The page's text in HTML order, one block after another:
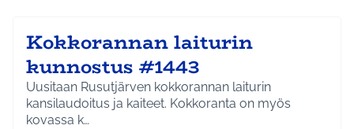
Kokkorannan laiturin
kunnostus #1443
Uusitaan Rusutjärven kokkorannan laiturin
kansilaudoitus ja kaiteet. Kokkoranta on myös
kovassa k…